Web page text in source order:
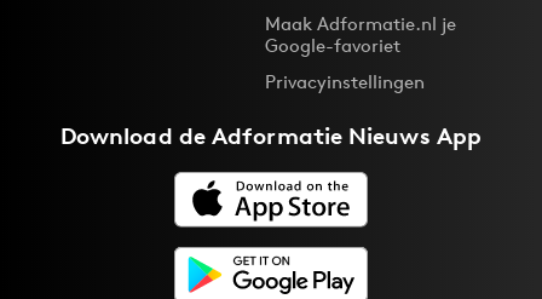
Maak Adformatie.nl je
Google-favoriet
Privacyinstellingen
Download deAdformatie Nieuws App